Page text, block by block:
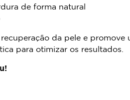
de forma natural
recuperação da pele e promove
para otimizar os resultados.